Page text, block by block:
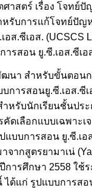
าสตร์ เรื่อง โจทย์
ำหรับการแก้โจทย์
อส.ซีเอส.
ารสอน ยู.ซี.เอส.ซี
นา สำหรับขั้นตอน
บการสอนยู.ซี.เอส
รับนักเรียนชั้นปร
ดเลือกแบบเฉพาะเ
แบบการสอน ยู.ซี.
ากสูตรยามาเน่
รศึกษา 2558 ใช้ร
ด้แก่ รูปแบบการส